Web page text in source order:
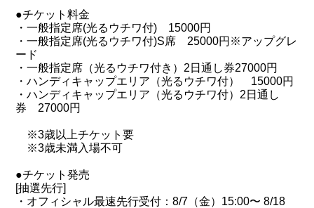
●チケット料金
・一般指定席(光るウチワ付) 15000円
・一般指定席(光るウチワ付)S席 25000円※アップグレ
ード
・一般指定席（光るウチワ付き）2日通し券27000円
・ハンディキャップエリア（光るウチワ付） 15000円
・ハンディキャップエリア（光るウチワ付）2日通し
券 27000円
※3歳以上チケット要
※3歳未満入場不可
●チケット発売
[抽選先行]
・オフィシャル最速先行受付：8/7（金）15:00〜 8/18